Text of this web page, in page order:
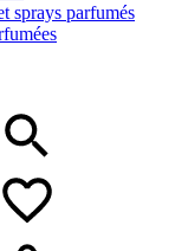
sprays parfumés